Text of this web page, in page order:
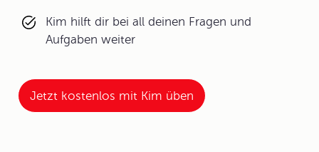
Kim hilft dir bei all deinen Fragen und
Aufgaben weiter
Jetzt kostenlos mit Kim üben